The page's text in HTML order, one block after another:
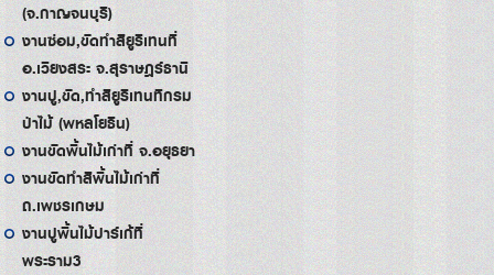
(จ.กาญจนบุรี)
งานซ่อม,ขัดทำสียูริเทนที่
อ.เวียงสระ จ.สุราษฎร์ธานี
งานปู,ขัด,ทำสียูริเทนทีกรม
ป่าไม้ (พหลโยธิน)
งานขัดพื้นไม้เก่าที่ จ.อยุธยา
งานขัดทำสีพื้นไม้เก่าที่
ถ.เพชรเกษม
งานปูพื้นไม้ปาร์เก้ที่
พระราม3